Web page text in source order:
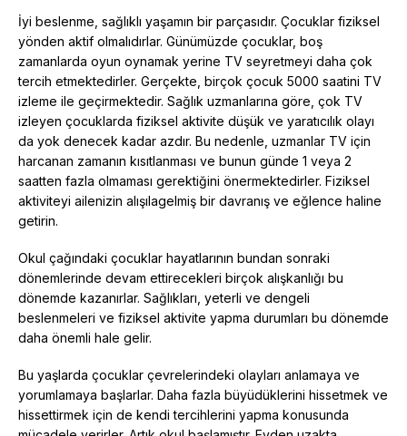
İyi beslenme, sağlıklı yaşamın bir parçasıdır. Çocuklar fiziksel
yönden aktif olmalıdırlar. Günümüzde çocuklar, boş
zamanlarda oyun oynamak yerine TV seyretmeyi daha çok
tercih etmektedirler. Gerçekte, birçok çocuk 5000 saatini TV
izleme ile geçirmektedir. Sağlık uzmanlarına göre, çok TV
izleyen çocuklarda fiziksel aktivite düşük ve yaratıcılık olayı
da yok denecek kadar azdır. Bu nedenle, uzmanlar TV için
harcanan zamanın kısıtlanması ve bunun günde 1 veya 2
saatten fazla olmaması gerektiğini önermektedirler. Fiziksel
aktiviteyi ailenizin alışılagelmiş bir davranış ve eğlence haline
getirin.
Okul çağındaki çocuklar hayatlarının bundan sonraki
dönemlerinde devam ettirecekleri birçok alışkanlığı bu
dönemde kazanırlar. Sağlıkları, yeterli ve dengeli
beslenmeleri ve fiziksel aktivite yapma durumları bu dönemde
daha önemli hale gelir.
Bu yaşlarda çocuklar çevrelerindeki olayları anlamaya ve
yorumlamaya başlarlar. Daha fazla büyüdüklerini hissetmek ve
hissettirmek için de kendi tercihlerini yapma konusunda